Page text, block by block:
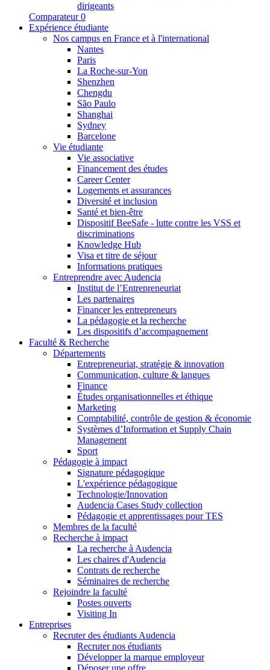
dirigeants
Comparateur 0
Expérience étudiante
Nos campus en France et à l'international
Nantes
Paris
La Roche-sur-Yon
Shenzhen
Chengdu
São Paulo
Shanghai
Sydney
Barcelone
Vie étudiante
Vie associative
Financement des études
Career Center
Logements et assurances
Diversité et inclusion
Santé et bien-être
Dispositif BeeSafe - lutte contre les VSS et
discriminations
Knowledge Hub
Visa et titre de séjour
Informations pratiques
Entreprendre avec Audencia
Institut de l’Entrepreneuriat
Les partenaires
Financer les entrepreneurs
La pédagogie et la recherche
Les dispositifs d’accompagnement
Faculté & Recherche
Départements
Entrepreneuriat, stratégie & innovation
Communication, culture & langues
Finance
Études organisationnelles et éthique
Marketing
Comptabilité, contrôle de gestion & économie
Systèmes d’Information et Supply Chain
Management
Sport
Pédagogie à impact
Signature pédagogique
L'expérience pédagogique
Technologie/Innovation
Audencia Cases Study collection
Pédagogie et apprentissages pour TES
Membres de la faculté
Recherche à impact
La recherche à Audencia
Les chaires d'Audencia
Contrats de recherche
Séminaires de recherche
Rejoindre la faculté
Postes ouverts
Visiting In
Entreprises
Recruter des étudiants Audencia
Recruter nos étudiants
Développer la marque employeur
Déposer une offre